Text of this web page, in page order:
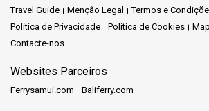
Travel Guide
Menção Legal
Termos e
Política de Privacidade
Política de Cookies
Contacte-nos
Websites Parceiros
Ferrysamui.com Baliferry.com